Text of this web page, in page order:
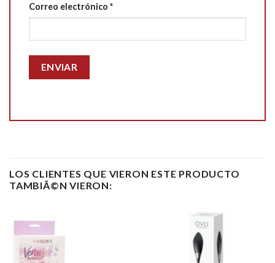
Correo electrónico *
LOS CLIENTES QUE VIERON ESTE PRODUCTO
TAMBIÃ©N VIERON: